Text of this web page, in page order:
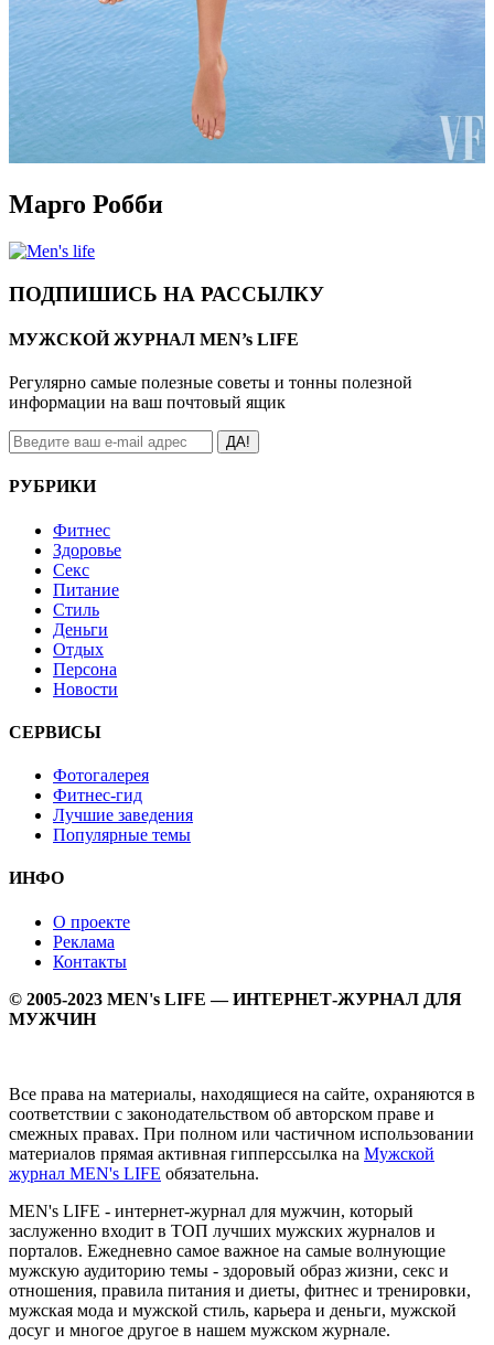
Марго Робби
ПОДПИШИСЬ НА РАССЫЛКУ
МУЖСКОЙ ЖУРНАЛ MEN’s LIFE
Регулярно самые полезные советы и тонны полезной
информации на ваш почтовый ящик
ДА!
РУБРИКИ
Фитнес
Здоровье
Секс
Питание
Стиль
Деньги
Отдых
Персона
Новости
СЕРВИСЫ
Фотогалерея
Фитнес-гид
Лучшие заведения
Популярные темы
ИНФО
О проекте
Реклама
Контакты
© 2005-2023 MEN's LIFE — ИНТЕРНЕТ-ЖУРНАЛ ДЛЯ
МУЖЧИН
Все права на материалы, находящиеся на сайте, охраняются в
соответствии с законодательством об авторском праве и
смежных правах. При полном или частичном использовании
материалов прямая активная гипперссылка на Мужской
журнал MEN's LIFE обязательна.
MEN's LIFE - интернет-журнал для мужчин, который
заслуженно входит в ТОП лучших мужских журналов и
порталов. Ежедневно самое важное на самые волнующие
мужскую аудиторию темы - здоровый образ жизни, секс и
отношения, правила питания и диеты, фитнес и тренировки,
мужская мода и мужской стиль, карьера и деньги, мужской
досуг и многое другое в нашем мужском журнале.